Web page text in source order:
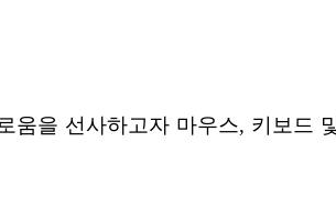
움을 선사하고자 마우스, 키보드